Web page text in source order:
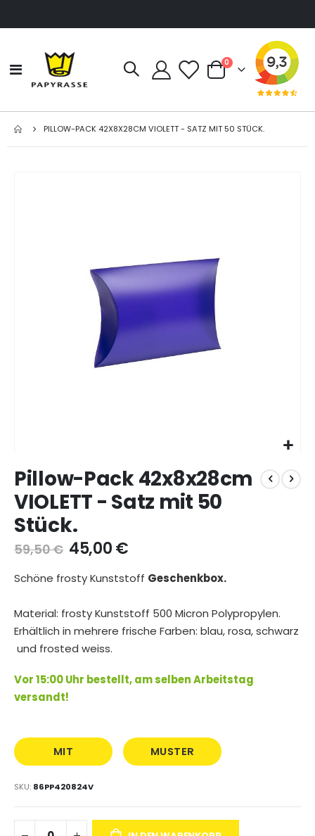
Navigation
umschalten
Cart
0Artikel
PILLOW-PACK 42X8X28CM VIOLETT - SATZ MIT 50 STÜCK.
Anfang
der
Bildgalerie
springen
Pillow-Pack 42x8x28cm
VIOLETT - Satz mit 50
Stück.
59,50 € 45,00 €
Schöne frosty Kunststoff Geschenkbox.
Material: frosty Kunststoff 500 Micron Polypropylen.
Erhältlich in mehrere frische Farben: blau, rosa, schwarz
und frosted weiss.
Vor 15:00 Uhr bestellt, am selben Arbeitstag
versandt!
MIT
MUSTER
SKU 86PP420824V